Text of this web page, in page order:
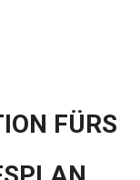
FÜRS